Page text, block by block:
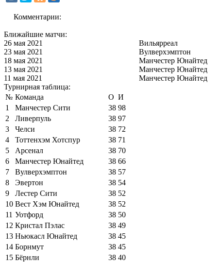
Комментарии:
Ближайшие матчи:
26 мая 2021
Вильярреал
23 мая 2021
Вулверхэмптон
18 мая 2021
Манчестер Юнайтед
13 мая 2021
Манчестер Юнайтед
11 мая 2021
Манчестер Юнайтед
Турнирная таблица:
№ Команда О И
1
Манчестер Сити 38 98
2
Ливерпуль 38 97
3
Челси 38 72
4
Тоттенхэм Хотспур 38 71
5
Арсенал 38 70
6
Манчестер Юнайтед 38 66
7
Вулверхэмптон 38 57
8
Эвертон 38 54
9
Лестер Сити 38 52
10 Вест Хэм Юнайтед 38 52
11 Уотфорд 38 50
12 Кристал Пэлас 38 49
13 Ньюкасл Юнайтед 38 45
14 Борнмут 38 45
15 Бёрнли 38 40